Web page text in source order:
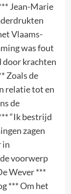
Jean-Marie
Vlaams-
was fout
door krachten
Zoals de
relatie tot en
de
“Ik bestrijd
zagen
in
voorwerp
Wever ***
*** Om het